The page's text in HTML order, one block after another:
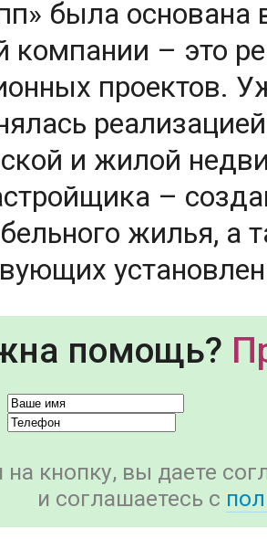
была основана
компании – это
проектов.
и жилой
–
жилья, а
помощь?
кнопку, вы даете
и соглашаетесь c